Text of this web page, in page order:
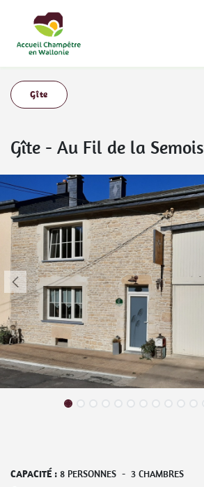
Gîte
Gîte - Au Fil de la Semois
CAPACITÉ : 8 PERSONNES - 3 CHAMBRES